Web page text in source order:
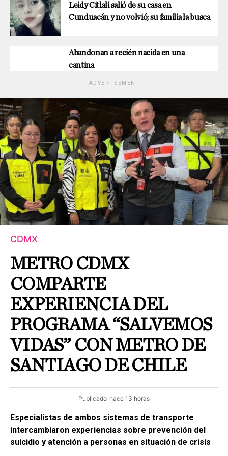
Leidy Citlali salió de su casa en
Cunduacán y no volvió; su familia la busca
Abandonan a recién nacida en una
cantina
ADVERTISEMENT
CDMX
METRO CDMX
COMPARTE
EXPERIENCIA DEL
PROGRAMA “SALVEMOS
VIDAS” CON METRO DE
SANTIAGO DE CHILE
Publicado hace 13 horas
Especialistas de ambos sistemas de transporte
intercambiaron experiencias sobre prevención del
suicidio y atención a personas en situación de crisis